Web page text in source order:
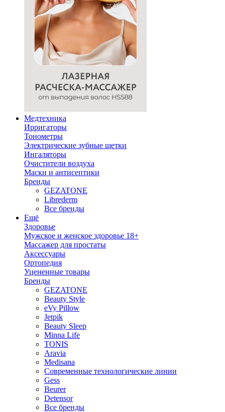
Медтехника
Ирригаторы
Тонометры
Электрические зубные щетки
Ингаляторы
Очистители воздуха
Маски и антисептики
Бренды
GEZATONE
Librederm
Все бренды
Ещё
Здоровье
Мужское и женское здоровье 18+
Массажер для простаты
Аксессуары
Ортопедия
Уцененные товары
Бренды
GEZATONE
Beauty Style
eVy Pillow
Jetpik
Beauty Sleep
Minna Life
TONIS
Aravia
Medisana
Современные технологические линии
Gess
Beurer
Detensor
Все бренды